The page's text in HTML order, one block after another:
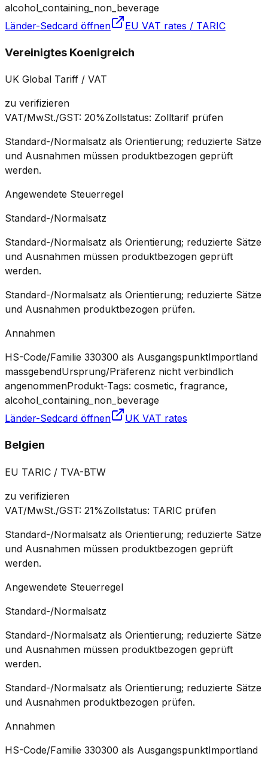
alcohol_containing_non_beverage
Länder-Sedcard öffnen
EU VAT rates / TARIC
Vereinigtes Koenigreich
UK Global Tariff / VAT
zu verifizieren
VAT/MwSt./GST: 20%Zollstatus: Zolltarif prüfen
Standard-/Normalsatz als Orientierung; reduzierte Sätze
und Ausnahmen müssen produktbezogen geprüft
werden.
Angewendete Steuerregel
Standard-/Normalsatz
Standard-/Normalsatz als Orientierung; reduzierte Sätze
und Ausnahmen müssen produktbezogen geprüft
werden.
Standard-/Normalsatz als Orientierung; reduzierte Sätze
und Ausnahmen produktbezogen prüfen.
Annahmen
HS-Code/Familie 330300 als AusgangspunktImportland
massgebendUrsprung/Präferenz nicht verbindlich
angenommenProdukt-Tags: cosmetic, fragrance,
alcohol_containing_non_beverage
Länder-Sedcard öffnen
UK VAT rates
Belgien
EU TARIC / TVA-BTW
zu verifizieren
VAT/MwSt./GST: 21%Zollstatus: TARIC prüfen
Standard-/Normalsatz als Orientierung; reduzierte Sätze
und Ausnahmen müssen produktbezogen geprüft
werden.
Angewendete Steuerregel
Standard-/Normalsatz
Standard-/Normalsatz als Orientierung; reduzierte Sätze
und Ausnahmen müssen produktbezogen geprüft
werden.
Standard-/Normalsatz als Orientierung; reduzierte Sätze
und Ausnahmen produktbezogen prüfen.
Annahmen
HS-Code/Familie 330300 als AusgangspunktImportland